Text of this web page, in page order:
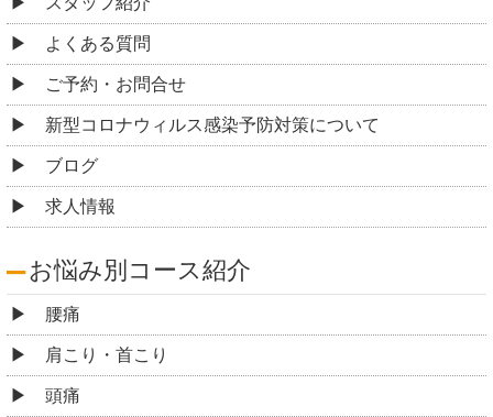
よくある質問
ご予約・お問合せ
新型コロナウィルス感染予防対策について
ブログ
求人情報
お悩み別コース紹介
腰痛
肩こり・首こり
頭痛